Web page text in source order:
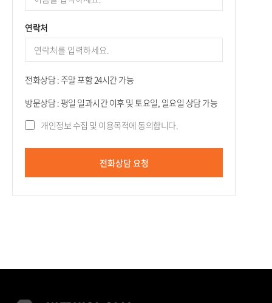
연락처
전화상담 : 주말 포함 24시간 가능
방문상담 : 평일 일과시간 이후 및 토요일, 일요일 상담 가능
개인정보 수집 및 이용목적에 동의합니다.
전화상담 요청